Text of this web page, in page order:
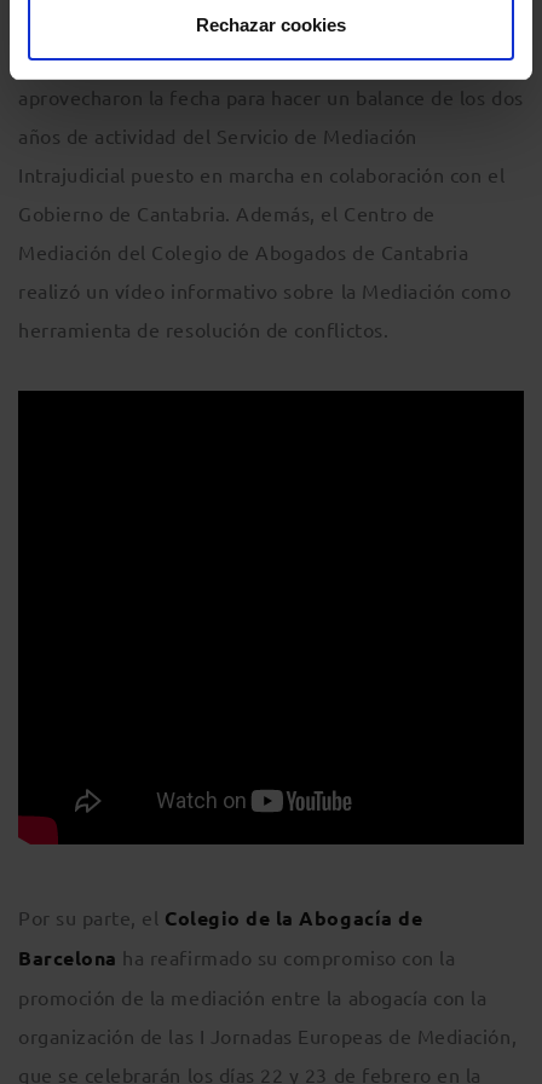
Rechazar cookies
Homenaje a los mediadores en el ICALI
En elColegio de Abogados de Cantabria
aprovecharon la fecha para hacer un balance de los dos
años de actividad del Servicio de Mediación
Intrajudicial puesto en marcha en colaboración con el
Gobierno de Cantabria. Además, el Centro de
Mediación del Colegio de Abogados de Cantabria
realizó un vídeo informativo sobre la Mediación como
herramienta de resolución de conflictos.
Por su parte, el Colegio de la Abogacía de
Barcelona ha reafirmado su compromiso con la
promoción de la mediación entre la abogacía con la
organización de las I Jornadas Europeas de Mediación,
que se celebrarán los días 22 y 23 de febrero en la